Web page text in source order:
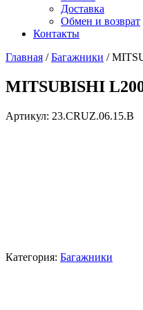
Доставка
Обмен и возврат
Контакты
Главная /Багажники /
MITSUBISHI
Артикул: 23.CRUZ.06.15.B
Категория: Багажники